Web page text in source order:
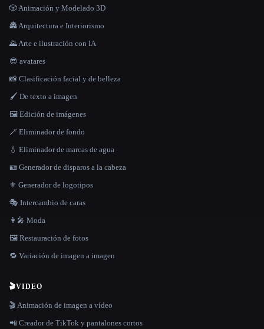
🎲 Animación y Modelado 3D
🏯 Arquitectura e Interiorismo
🌄 Arte e ilustración con IA
😎 avatares
📸 Clasificación facial y de belleza
🖌️ De texto a imagen
🖼️ Edición de imágenes
🪄 Eliminador de fondo
💧 Eliminador de marcas de agua
🪪 Generador de disparos a la cabeza
⚜️ Generador de logotipos
🎭 Intercambio de caras
👩‍🎤 Moda
🖼️ Restauración de fotos
🔁 Variación de imagen a imagen
🎬VIDEO
🎬 Animación de imagen a vídeo
📲 Creador de TikTok y pantalones cortos